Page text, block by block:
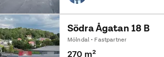
Södra Ågatan 18 B
Mölndal • Fastpartner
270 m²